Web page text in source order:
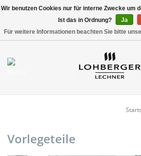
Mein Konto / Kundenkonto
NEU
Vorlegeteile
Wir benutzen Cookies nur für interne Zwecke um
Ist das in Ordnung?
Ja
Für weitere Informationen beachten Sie bitte